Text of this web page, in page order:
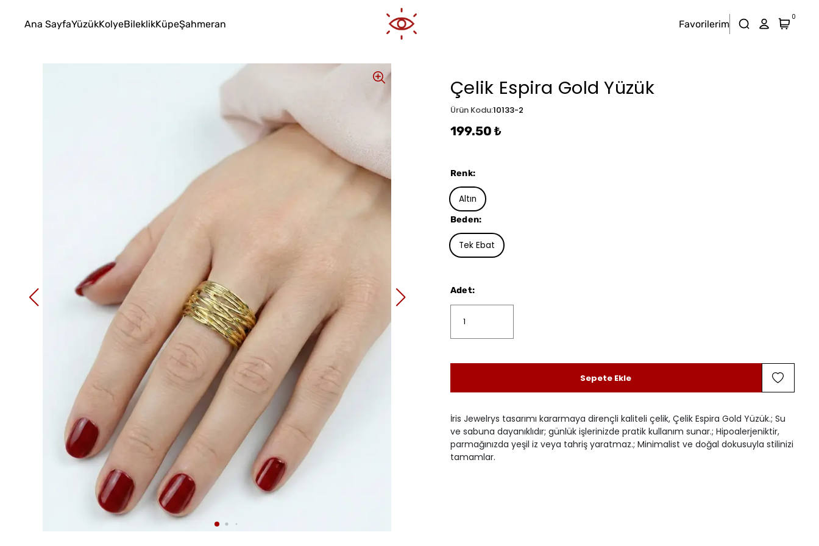
Ana SayfaYüzükKolyeBileklikKüpeŞahmeran Favorilerim
0
Çelik Espira Gold Yüzük
Ürün Kodu:10133-2
199.50 ₺
İris Jewelrys tasarımı kararmaya dirençli kaliteli çelik, Çelik Espira Gold Yüzük.; Su
ve sabuna dayanıklıdır; günlük işlerinizde pratik kullanım sunar.; Hipoalerjeniktir,
parmağınızda yeşil iz veya tahriş yaratmaz.; Minimalist ve doğal dokusuyla stilinizi
tamamlar.
Renk:
Altın
Beden:
Tek Ebat
Adet:
Sepete Ekle